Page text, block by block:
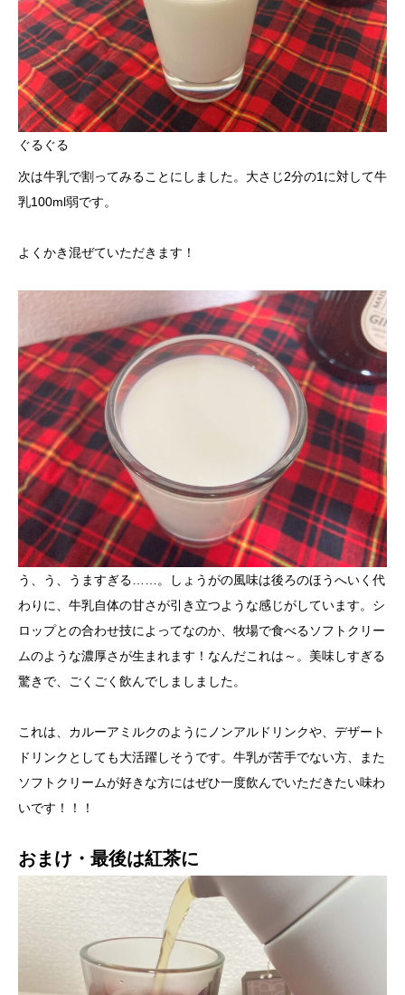
ぐるぐる
次は牛乳で割ってみることにしました。大さじ2分の1に対して牛
乳100ml弱です。
よくかき混ぜていただきます！
う、う、うますぎる……。しょうがの風味は後ろのほうへいく代
わりに、牛乳自体の甘さが引き立つような感じがしています。シ
ロップとの合わせ技によってなのか、牧場で食べるソフトクリー
ムのような濃厚さが生まれます！なんだこれは～。美味しすぎる
驚きで、ごくごく飲んでしましました。
これは、カルーアミルクのようにノンアルドリンクや、デザート
ドリンクとしても大活躍しそうです。牛乳が苦手でない方、また
ソフトクリームが好きな方にはぜひ一度飲んでいただきたい味わ
いです！！！
おまけ・最後は紅茶に